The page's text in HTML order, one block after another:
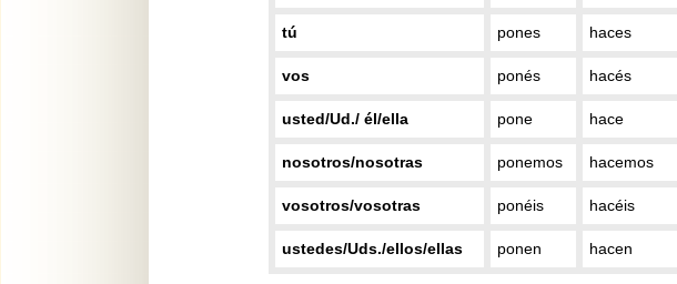
tú pones haces
vos ponés hacés
usted/Ud./ él/ella pone hace
nosotros/nosotras ponemos hacemos
vosotros/vosotras ponéis hacéis
ustedes/Uds./ellos/ellas ponen hacen